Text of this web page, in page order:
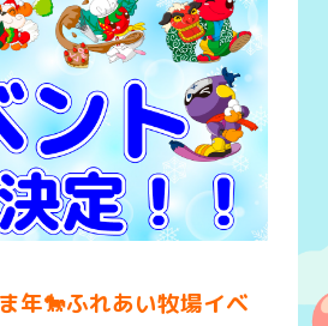
年🐎ふれあい牧場イベ